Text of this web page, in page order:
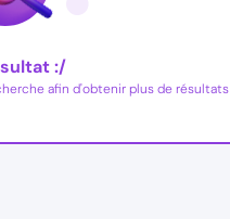
:/
afin d'obtenir plus de résultats